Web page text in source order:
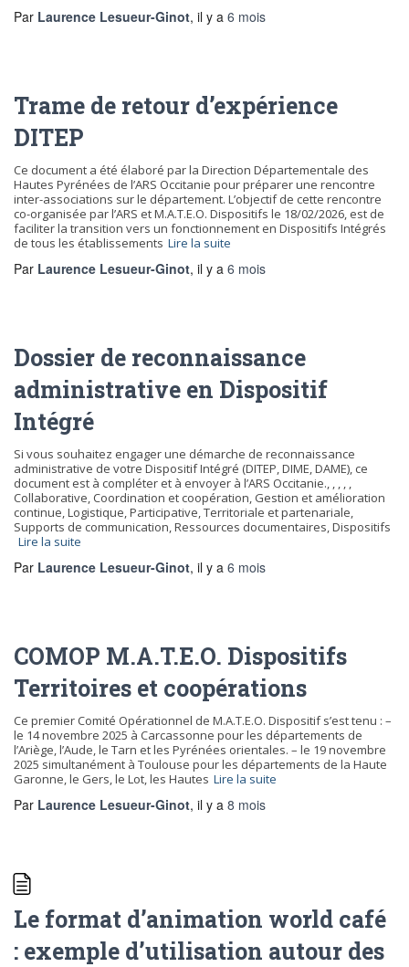
Par Laurence Lesueur-Ginot, il y a 6 mois
Trame de retour d’expérience
DITEP
Ce document a été élaboré par la Direction Départementale des
Hautes Pyrénées de l’ARS Occitanie pour préparer une rencontre
inter-associations sur le département. L’objectif de cette rencontre
co-organisée par l’ARS et M.A.T.E.O. Dispositifs le 18/02/2026, est de
faciliter la transition vers un fonctionnement en Dispositifs Intégrés
de tous les établissements Lire la suite
Par Laurence Lesueur-Ginot, il y a 6 mois
Dossier de reconnaissance
administrative en Dispositif
Intégré
Si vous souhaitez engager une démarche de reconnaissance
administrative de votre Dispositif Intégré (DITEP, DIME, DAME), ce
document est à compléter et à envoyer à l’ARS Occitanie., , , , ,
Collaborative, Coordination et coopération, Gestion et amélioration
continue, Logistique, Participative, Territoriale et partenariale,
Supports de communication, Ressources documentaires, Dispositifs
Lire la suite
Par Laurence Lesueur-Ginot, il y a 6 mois
COMOP M.A.T.E.O. Dispositifs
Territoires et coopérations
Ce premier Comité Opérationnel de M.A.T.E.O. Dispositif s’est tenu : –
le 14 novembre 2025 à Carcassonne pour les départements de
l’Ariège, l’Aude, le Tarn et les Pyrénées orientales. – le 19 novembre
2025 simultanément à Toulouse pour les départements de la Haute
Garonne, le Gers, le Lot, les Hautes Lire la suite
Par Laurence Lesueur-Ginot, il y a 8 mois
Le format d’animation world café
: exemple d’utilisation autour des